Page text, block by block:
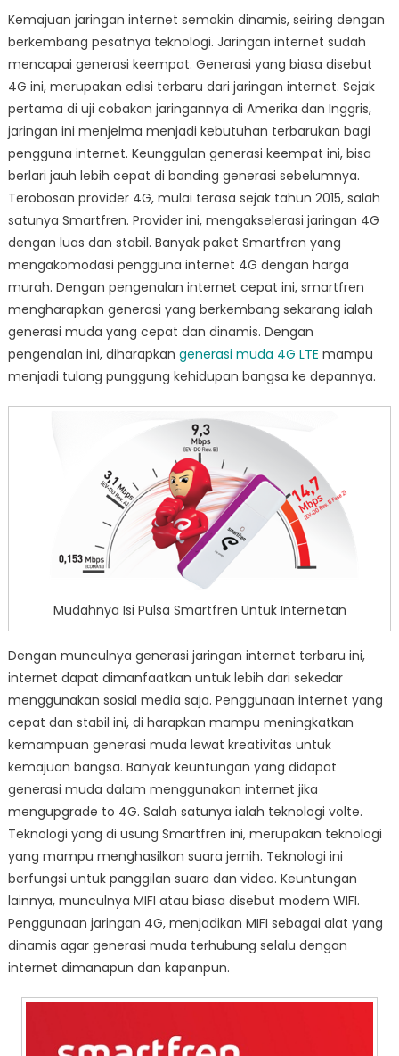
Muda
4G
LTE
Kemajuan
Bangsa
Kemajuan jaringan internet semakin dinamis, seiring dengan
berkembang pesatnya teknologi. Jaringan internet sudah
mencapai generasi keempat. Generasi yang biasa disebut
4G ini, merupakan edisi terbaru dari jaringan internet. Sejak
pertama di uji cobakan jaringannya di Amerika dan Inggris,
jaringan ini menjelma menjadi kebutuhan terbarukan bagi
pengguna internet. Keunggulan generasi keempat ini, bisa
berlari jauh lebih cepat di banding generasi sebelumnya.
Terobosan provider 4G, mulai terasa sejak tahun 2015, salah
satunya Smartfren. Provider ini, mengakselerasi jaringan 4G
dengan luas dan stabil. Banyak paket Smartfren yang
mengakomodasi pengguna internet 4G dengan harga
murah. Dengan pengenalan internet cepat ini, smartfren
mengharapkan generasi yang berkembang sekarang ialah
generasi muda yang cepat dan dinamis. Dengan
pengenalan ini, diharapkan generasi muda 4G LTE mampu
menjadi tulang punggung kehidupan bangsa ke depannya.
Mudahnya Isi Pulsa Smartfren Untuk Internetan
Dengan munculnya generasi jaringan internet terbaru ini,
internet dapat dimanfaatkan untuk lebih dari sekedar
menggunakan sosial media saja. Penggunaan internet yang
cepat dan stabil ini, di harapkan mampu meningkatkan
kemampuan generasi muda lewat kreativitas untuk
kemajuan bangsa. Banyak keuntungan yang didapat
generasi muda dalam menggunakan internet jika
mengupgrade to 4G. Salah satunya ialah teknologi volte.
Teknologi yang di usung Smartfren ini, merupakan teknologi
yang mampu menghasilkan suara jernih. Teknologi ini
berfungsi untuk panggilan suara dan video. Keuntungan
lainnya, munculnya MIFI atau biasa disebut modem WIFI.
Penggunaan jaringan 4G, menjadikan MIFI sebagai alat yang
dinamis agar generasi muda terhubung selalu dengan
internet dimanapun dan kapanpun.